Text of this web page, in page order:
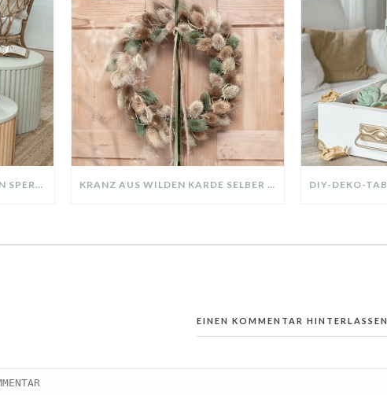
DIY UPCYLING IDEE: WIE MAN SPERRMÜLL IN EIN DESIGNER TEIL VERWANDELT KRANZ AUS WILDEN KARDE SELBER MACHEN: HERBSTDEKO GANZ EINFACH
EINEN KOMMENTAR HINTERLASSEN